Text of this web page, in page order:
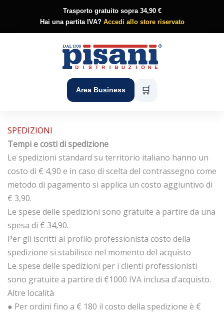
Trasporto gratuito sopra 34,90 €
Hai una partita IVA? Accedi allo store riservato
Area Business 🛒
SPEDIZIONI
Tempi e costi di spedizione
Le spedizioni standard su territorio italiano hanno un
costo di € 4,90 e in caso di scelta del contrassegno come
metodo di pagamento si applica un costo aggiuntivo di
€ 3,90.
Le spese delle spedizioni sono gratuite a partire da una
spesa di € 34,90.
Per gli iscritti al profilo professionista costo della
spedizione si stabilisce nel momento del acquisto
Le spese delle spedizioni per i clienti professionisti
sono gratuite a partire di €1000 IVA inclusa d'acquisto.
Altre località
● Per ordini fino a € 180 il costo della spedizione è €